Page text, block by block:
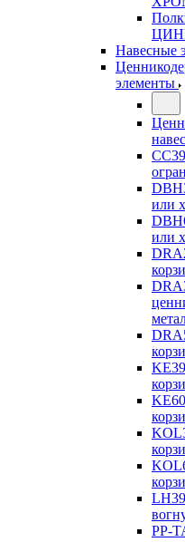
элементы
или
или
PP-